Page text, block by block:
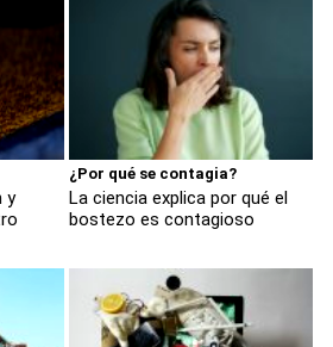
y
¿Por qué se contagia?
La ciencia explica por qué el
bostezo es contagioso